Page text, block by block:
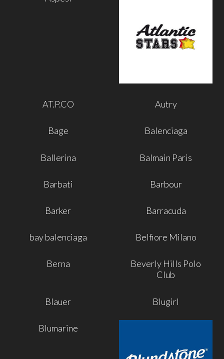
AT.P.CO Autry
Bage Balenciaga
Ballerina Balmain Paris
Barbati Barbour
Barker Barracuda
bay balenciaga Belfiore Milano
Berna
Beverly Hills Polo
Club
Blauer Blugirl
Blumarine